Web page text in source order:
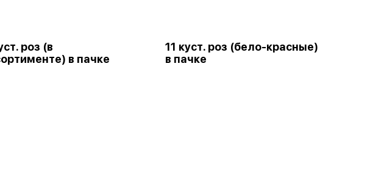
роз (в
в пачке
11 куст. роз (бело-красные)
в пачке